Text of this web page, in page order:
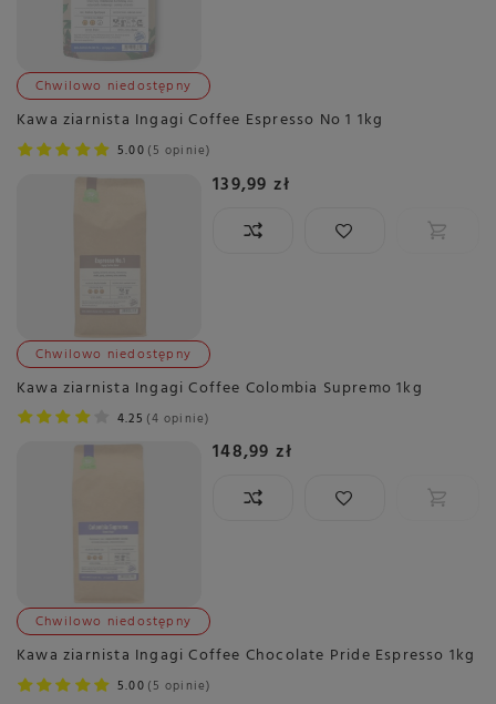
Chwilowo niedostępny
Kawa ziarnista Ingagi Coffee Espresso No 1 1kg
5.00 5 opinie
139,99 zł
Chwilowo niedostępny
Kawa ziarnista Ingagi Coffee Colombia Supremo 1kg
4.25 4 opinie
148,99 zł
Chwilowo niedostępny
Kawa ziarnista Ingagi Coffee Chocolate Pride Espresso 1kg
5.00 5 opinie